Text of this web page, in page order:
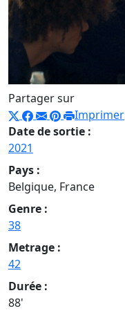
Partager sur
Imprimer
Date de sortie :
2021
Pays :
Belgique, France
Genre :
38
Metrage :
42
Durée :
88'